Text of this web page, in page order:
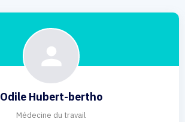
Odile Hubert-bertho
Médecine du travail